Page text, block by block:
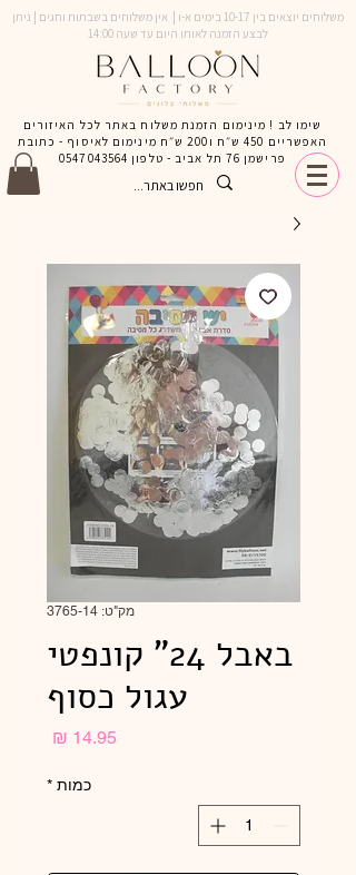
משלוחים יוצאים בין 10-17 בימים א-ו | אין משלוחים בשבתות וחגים | ניתן
לבצע הזמנה לאותו היום עד שעה 14:00
שימו לב ! מינימום הזמנת משלוח באתר לכל האיזורים
האפשריים 450 ש״ח ו200 ש״ח מינימום לאיסוף - כתובת
פרישמן 76 תל אביב - טלפון
0547043564
מק"ט: 3765-14
באבל 24" קונפטי
עגול כסוף
כמות *